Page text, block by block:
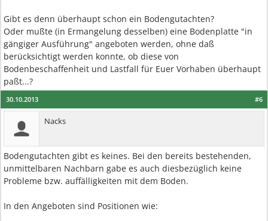
Gibt es denn überhaupt schon ein Bodengutachten?
Oder mußte (in Ermangelung desselben) eine Bodenplatte "in
gängiger Ausführung" angeboten werden, ohne daß
berücksichtigt werden konnte, ob diese von
Bodenbeschaffenheit und Lastfall für Euer Vorhaben überhaupt
paßt...?
#6
30.10.2013
Nacks
Bodengutachten gibt es keines. Bei den bereits bestehenden,
unmittelbaren Nachbarn gabe es auch diesbezüglich keine
Probleme bzw. auffälligkeiten mit dem Boden.
In den Angeboten sind Positionen wie: